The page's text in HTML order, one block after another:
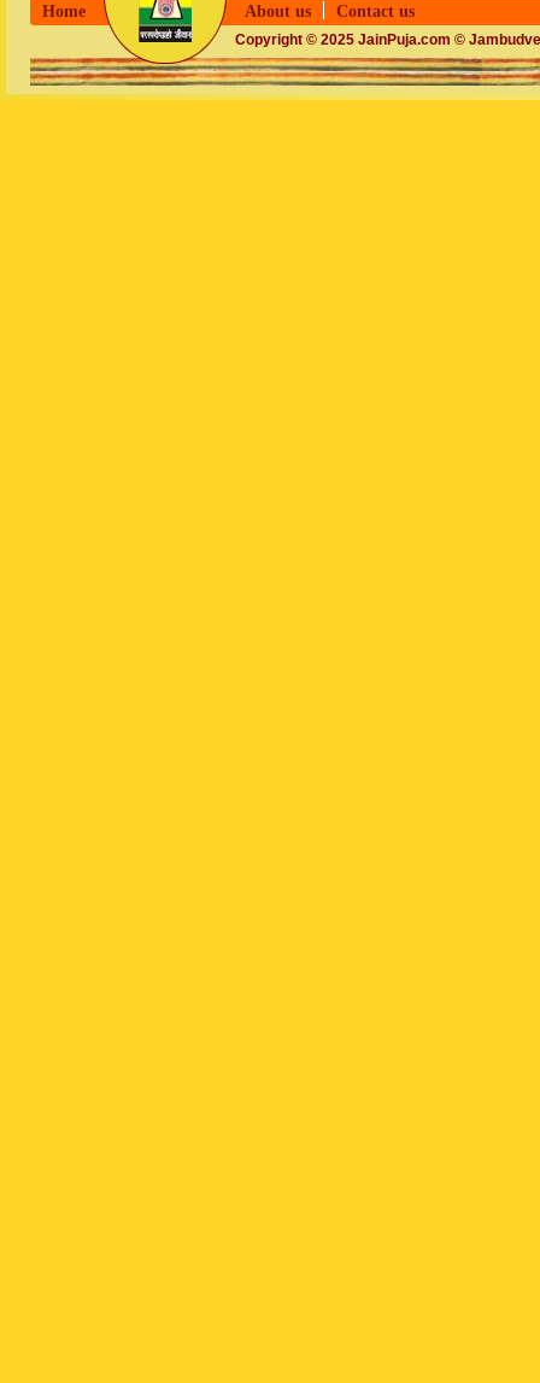
Home About us Contact us
Copyright © 2025 JainPuja.com ©